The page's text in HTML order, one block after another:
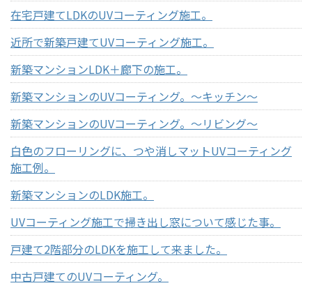
在宅戸建てLDKのUVコーティング施工。
近所で新築戸建てUVコーティング施工。
新築マンションLDK＋廊下の施工。
新築マンションのUVコーティング。～キッチン～
新築マンションのUVコーティング。～リビング～
白色のフローリングに、つや消しマットUVコーティング
施工例。
新築マンションのLDK施工。
UVコーティング施工で掃き出し窓について感じた事。
戸建て2階部分のLDKを施工して来ました。
中古戸建てのUVコーティング。